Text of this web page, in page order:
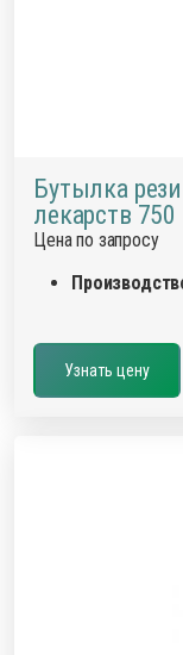
Бутылка
лекарств
Цена по запросу
Узнать цену